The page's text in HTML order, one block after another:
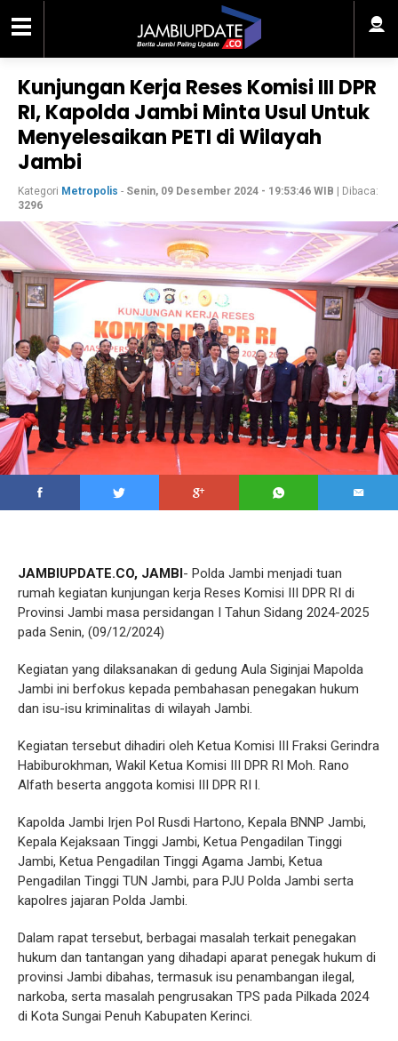
Kunjungan Kerja Reses Komisi III DPR
RI, Kapolda Jambi Minta Usul Untuk
Menyelesaikan PETI di Wilayah
Jambi
Kategori Metropolis - Senin, 09 Desember 2024 - 19:53:46 WIB | Dibaca:
3296
JAMBIUPDATE.CO, JAMBI- Polda Jambi menjadi tuan
rumah kegiatan kunjungan kerja Reses Komisi III DPR RI di
Provinsi Jambi masa persidangan I Tahun Sidang 2024-2025
pada Senin, (09/12/2024)
Kegiatan yang dilaksanakan di gedung Aula Siginjai Mapolda
Jambi ini berfokus kepada pembahasan penegakan hukum
dan isu-isu kriminalitas di wilayah Jambi.
Kegiatan tersebut dihadiri oleh Ketua Komisi III Fraksi Gerindra
Habiburokhman, Wakil Ketua Komisi III DPR RI Moh. Rano
Alfath beserta anggota komisi III DPR RI l.
Kapolda Jambi Irjen Pol Rusdi Hartono, Kepala BNNP Jambi,
Kepala Kejaksaan Tinggi Jambi, Ketua Pengadilan Tinggi
Jambi, Ketua Pengadilan Tinggi Agama Jambi, Ketua
Pengadilan Tinggi TUN Jambi, para PJU Polda Jambi serta
kapolres jajaran Polda Jambi.
Dalam rapat tersebut, berbagai masalah terkait penegakan
hukum dan tantangan yang dihadapi aparat penegak hukum di
provinsi Jambi dibahas, termasuk isu penambangan ilegal,
narkoba, serta masalah pengrusakan TPS pada Pilkada 2024
di Kota Sungai Penuh Kabupaten Kerinci.